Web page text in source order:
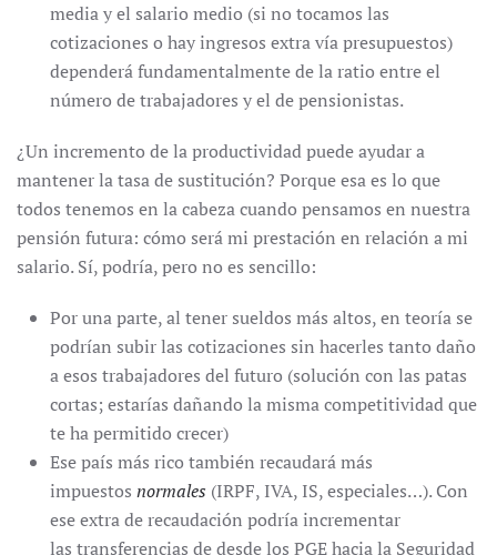
media y el salario medio (si no tocamos las
cotizaciones o hay ingresos extra vía presupuestos)
dependerá fundamentalmente de la ratio entre el
número de trabajadores y el de pensionistas.
¿Un incremento de la productividad puede ayudar a
mantener la tasa de sustitución? Porque esa es lo que
todos tenemos en la cabeza cuando pensamos en nuestra
pensión futura: cómo será mi prestación en relación a mi
salario. Sí, podría, pero no es sencillo:
Por una parte, al tener sueldos más altos, en teoría se
podrían subir las cotizaciones sin hacerles tanto daño
a esos trabajadores del futuro (solución con las patas
cortas; estarías dañando la misma competitividad que
te ha permitido crecer)
Ese país más rico también recaudará más
impuestos normales (IRPF, IVA, IS, especiales…). Con
ese extra de recaudación podría incrementar
las transferencias de desde los PGE hacia la Seguridad